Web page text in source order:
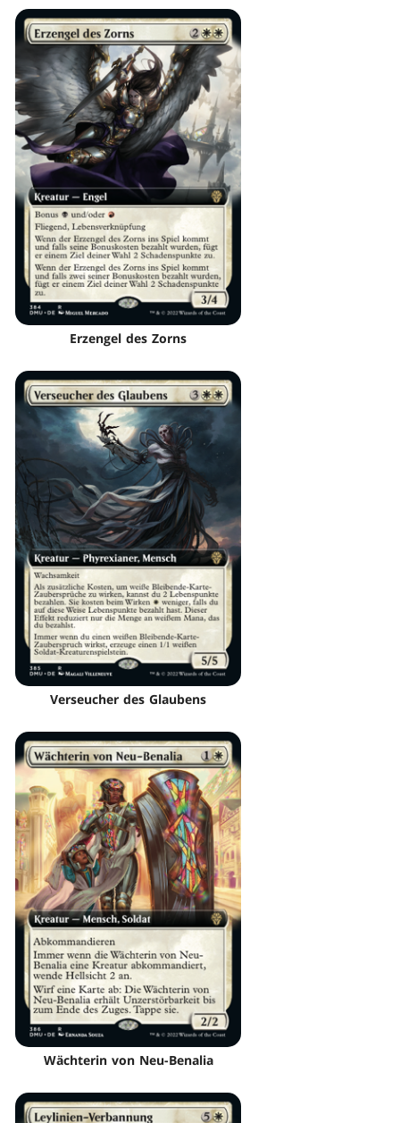
Erzengel des Zorns
Verseucher des Glaubens
Wächterin von Neu-Benalia